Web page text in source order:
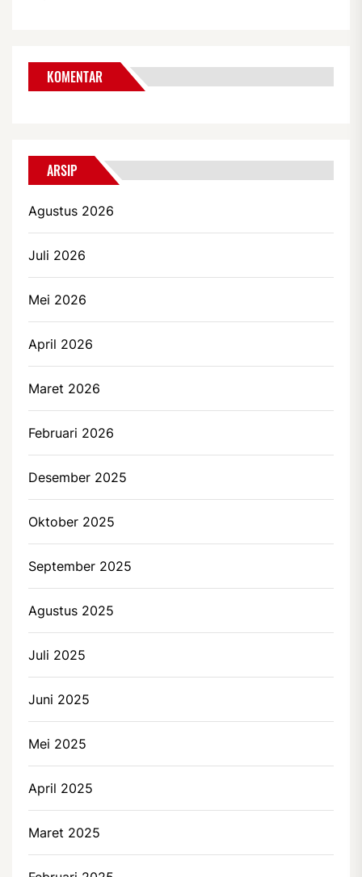
KOMENTAR
ARSIP
Agustus 2026
Juli 2026
Mei 2026
April 2026
Maret 2026
Februari 2026
Desember 2025
Oktober 2025
September 2025
Agustus 2025
Juli 2025
Juni 2025
Mei 2025
April 2025
Maret 2025